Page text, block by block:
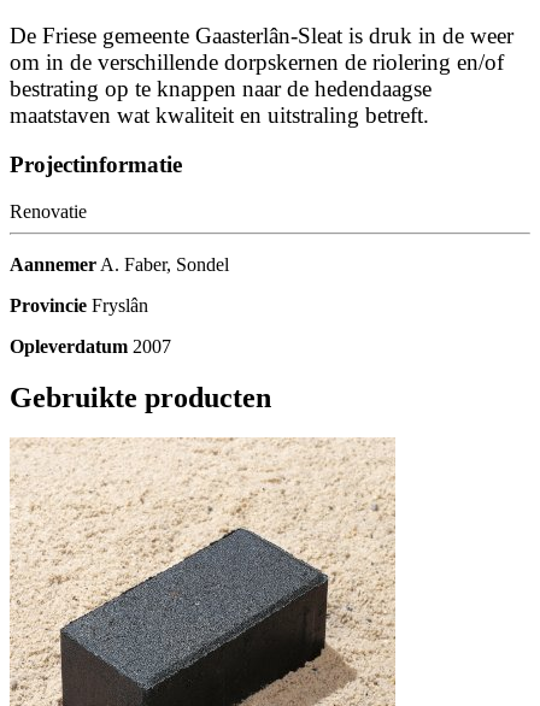
De Friese gemeente Gaasterlân-Sleat is druk in de weer
om in de verschillende dorpskernen de riolering en/of
bestrating op te knappen naar de hedendaagse
maatstaven wat kwaliteit en uitstraling betreft.
Projectinformatie
Renovatie
Aannemer A. Faber, Sondel
Provincie Fryslân
Opleverdatum 2007
Gebruikte producten